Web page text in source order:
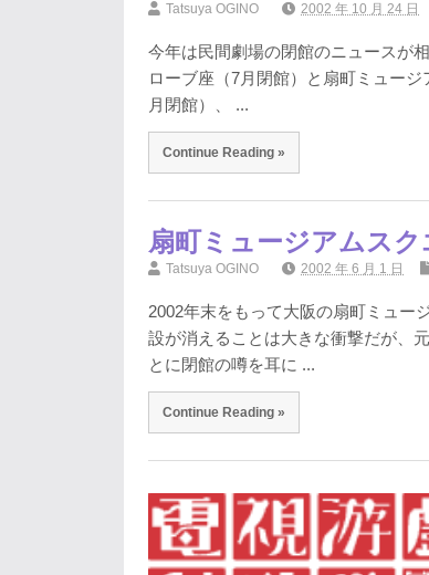
Tatsuya OGINO 2002 年 10 月 24 日
今年は民間劇場の閉館のニュースが
ローブ座（7月閉館）と扇町ミュー
月閉館）、 ...
Continue Reading »
扇町ミュージアムス
Tatsuya OGINO 2002 年 6 月 1 日
2002年末をもって大阪の扇町ミュー
設が消えることは大きな衝撃だが、
とに閉館の噂を耳に ...
Continue Reading »